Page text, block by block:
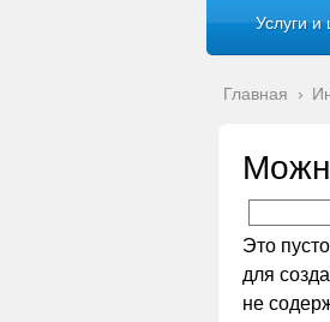
Услуги и
Главная ›
Это
для
не